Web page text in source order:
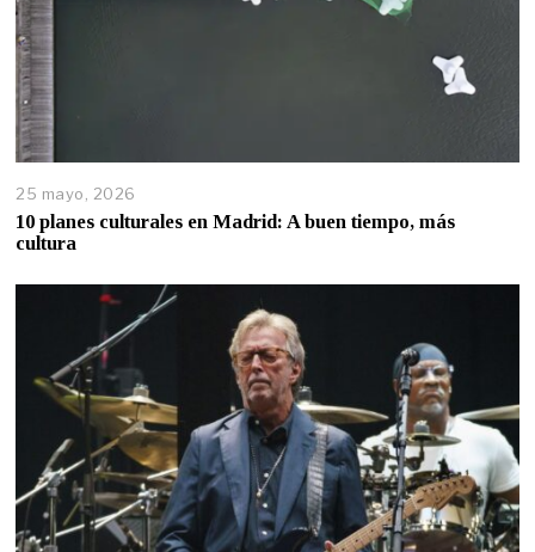
25 mayo, 2026
10 planes culturales en Madrid: A buen tiempo, más
cultura